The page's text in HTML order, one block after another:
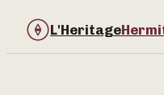
L'Heritage